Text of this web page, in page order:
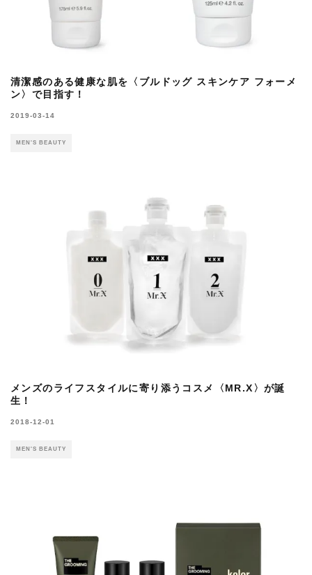
清潔感のある健康な肌を〈ブルドッグ スキンケア フォーメ
ン〉で目指す！
2019-03-14
MEN'S BEAUTY
メンズのライフスタイルに寄り添うコスメ〈MR.X〉が誕
生！
2018-12-01
MEN'S BEAUTY